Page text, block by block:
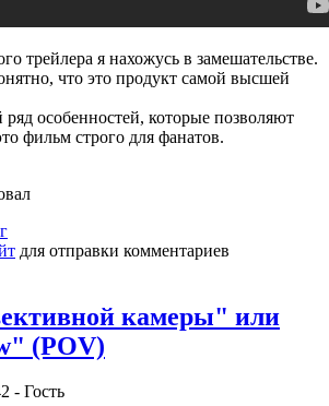
трейлера я нахожусь в замешательстве.
что это продукт самой высшей
особенностей, которые позволяют
фильм строго для фанатов.
для отправки комментариев
камеры" или
(POV)
- Гость